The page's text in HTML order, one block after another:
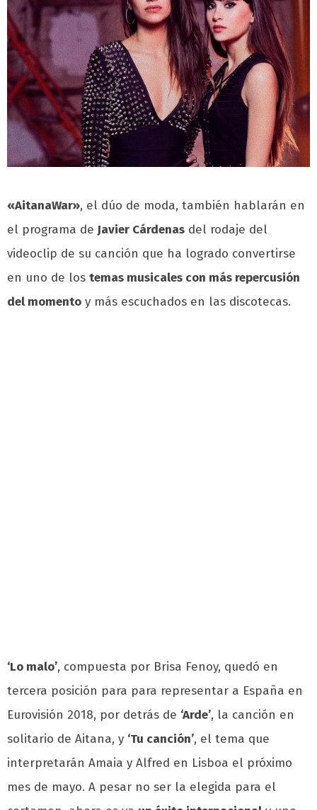
«AitanaWar», el dúo de moda, también hablarán en
el programa de Javier Cárdenas del rodaje del
videoclip de su canción que ha logrado convertirse
en uno de los temas musicales con más repercusión
del momento y más escuchados en las discotecas.
‘Lo malo’, compuesta por Brisa Fenoy, quedó en
tercera posición para para representar a España en
Eurovisión 2018, por detrás de ‘Arde’, la canción en
solitario de Aitana, y ‘Tu canción’, el tema que
interpretarán Amaia y Alfred en Lisboa el próximo
mes de mayo. A pesar no ser la elegida para el